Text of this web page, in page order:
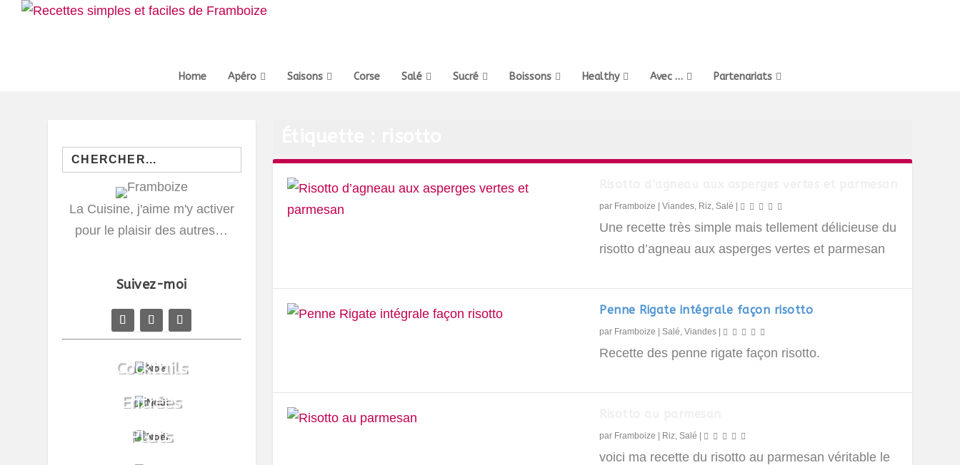
Home Apéro Saisons Corse Salé Sucré Boissons Healthy Avec … Partenariats
par Framboize |Viandes, Riz,Salé
Une recette très simple mais tellement délicieuse du
risotto d’agneau aux asperges vertes et parmesan
Penne Rigate intégrale façon risotto
par Framboize |Salé,Viandes
Recette des penne rigate façon risotto.
par Framboize Riz,Salé
voici ma recette du risotto au parmesan véritable le
Search
for:
La Cuisine, j'aime m'y activer
pour le plaisir des autres…
Suivez-moi